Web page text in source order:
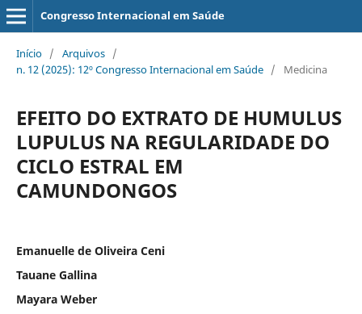
Congresso Internacional em Saúde
Início / Arquivos /
n. 12 (2025): 12º Congresso Internacional em Saúde / Medicina
EFEITO DO EXTRATO DE HUMULUS
LUPULUS NA REGULARIDADE DO
CICLO ESTRAL EM
CAMUNDONGOS
Emanuelle de Oliveira Ceni
Tauane Gallina
Mayara Weber